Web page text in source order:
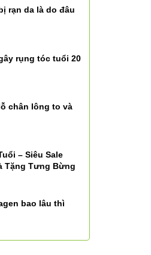
rạn da là do đâu
rụng tóc tuổi 20
chân lông to và
– Siêu Sale
Tặng Tưng Bừng
bao lâu thì